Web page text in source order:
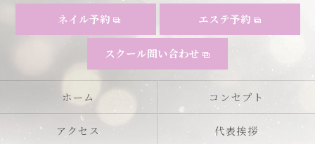
ネイル予約
スクール問い合わせ
エステ予約
ホーム コンセプト
アクセス 代表挨拶